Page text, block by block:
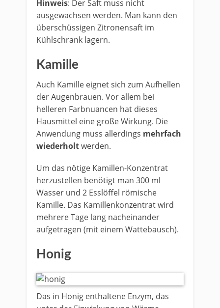
Hinweis: Der Saft muss nicht
ausgewachsen werden. Man kann den
überschüssigen Zitronensaft im
Kühlschrank lagern.
Kamille
Auch Kamille eignet sich zum Aufhellen
der Augenbrauen. Vor allem bei
helleren Farbnuancen hat dieses
Hausmittel eine große Wirkung. Die
Anwendung muss allerdings mehrfach
wiederholtwerden.
Um das nötige Kamillen-Konzentrat
herzustellen benötigt man 300 ml
Wasser und 2 Esslöffel römische
Kamille. Das Kamillenkonzentrat wird
mehrere Tage lang nacheinander
aufgetragen (mit einem Wattebausch).
Honig
Das in Honig enthaltene Enzym, das